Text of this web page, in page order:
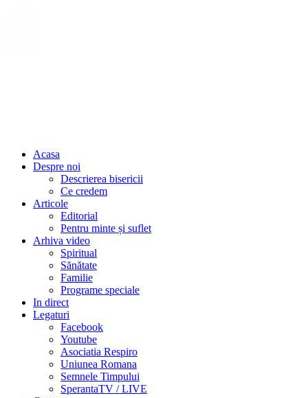
Acasa
Despre noi
Descrierea bisericii
Ce credem
Articole
Editorial
Pentru minte și suflet
Arhiva video
Spiritual
Sănătate
Familie
Programe speciale
In direct
Legaturi
Facebook
Youtube
Asociatia Respiro
Uniunea Romana
Semnele Timpului
SperantaTV / LIVE